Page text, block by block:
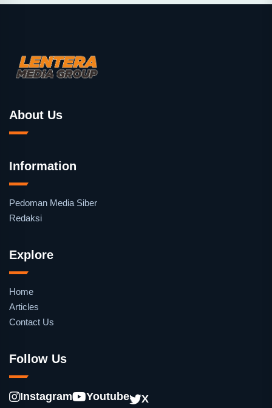
About Us
Information
Pedoman Media Siber
Redaksi
Explore
Home
Articles
Contact Us
Follow Us
Instagram Youtube X